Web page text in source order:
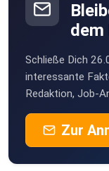
dem
Schließe Dich
interessante
Redaktion, Job-
Zur